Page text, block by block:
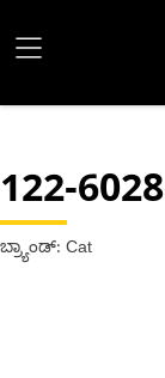
122-6028
ಬ್ರ್ಯಾಂಡ್: Cat